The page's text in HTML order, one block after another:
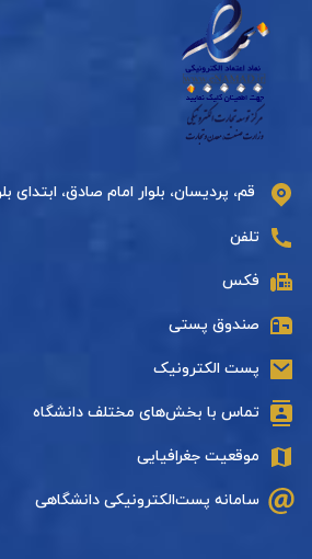
قم، پردیسان، بلوار امام صادق، ابتدای
تلفن
فکس
صندوق پستی
پست الکترونیک
تماس با بخش‌های مختلف دانشگاه
موقعیت جغرافیایی
سامانه پست‌الکترونیکی دانشگاهی